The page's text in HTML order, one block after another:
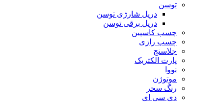
توسن
دریل شارژی توسن
دریل برقی توسن
چسب کاسپین
چسب رازی
جلاسنج
پارت الکتریک
نووا
موتوژن
رنگ سحر
دی سی ای